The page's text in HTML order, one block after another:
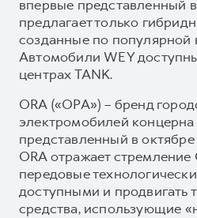
впервые представленный в
предлагает только
созданные по популярной
Автомобили WEY
центрах TANK.
ORA («ОРА») – бренд
электромобилей
представленный в
ORA отражает стремление
передовые
доступными и продвигать
средства, использующие